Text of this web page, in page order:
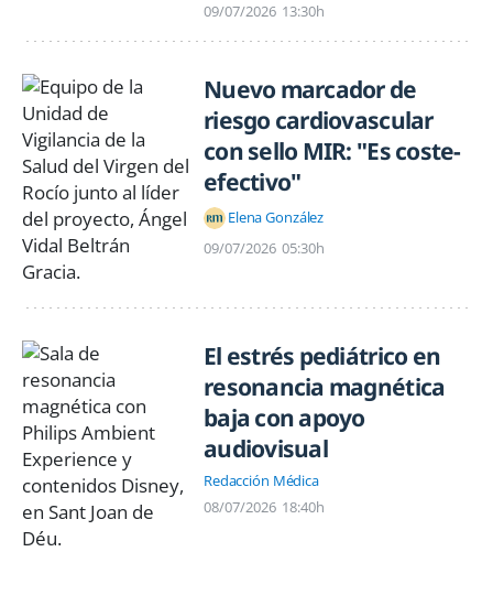
09/07/2026 13:30h
Nuevo marcador de
riesgo cardiovascular
con sello MIR: "Es coste-
efectivo"
Elena González
09/07/2026 05:30h
El estrés pediátrico en
resonancia magnética
baja con apoyo
audiovisual
Redacción Médica
08/07/2026 18:40h